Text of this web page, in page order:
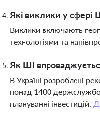
Які виклики у сфері
Виклики включають
технологіями та
Як ШІ
В Україні розроблені
понад 1400
плануванні інвестицій.